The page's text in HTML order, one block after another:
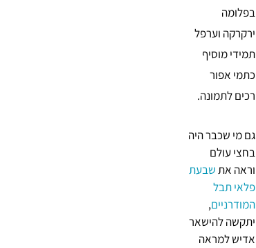
בפלומה
ירקרקה וערפל
תמידי מוסיף
כתמי אפור
רכים לתמונה.
גם מי שכבר היה
בחצי עולם
וראה את שבעת
פלאי תבל
המודרניים,
יתקשה להישאר
אדיש למראה